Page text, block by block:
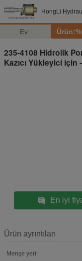
HongLi
Ev
235-4108 Hidrolik
Kazıcı Yükleyici için
En iyi
Ürün ayrıntıları
Menşe yeri: